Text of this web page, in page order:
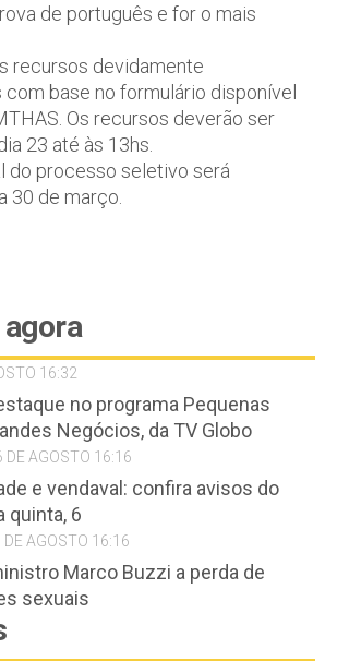
de português e for o mais
recursos devidamente
base no formulário disponível
Os recursos deverão ser
23 até às 13hs.
do processo seletivo será
30 de março.
16:32
no programa Pequenas
Negócios, da TV Globo
DE AGOSTO 16:16
e vendaval: confira avisos do
quinta, 6
AGOSTO 16:16
Marco Buzzi a perda de
sexuais